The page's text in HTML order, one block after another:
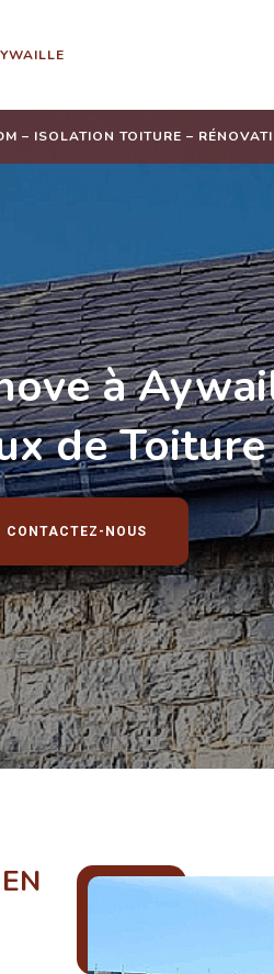
– ISOLATION TOITURE –
à
de Toiture
CONTACTEZ-NOUS